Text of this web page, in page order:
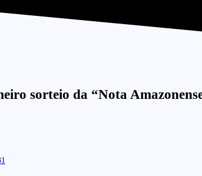
sorteio da “Nota